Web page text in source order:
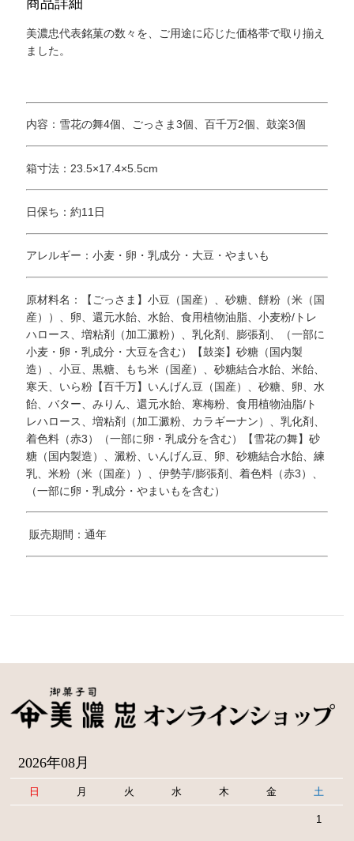
美濃忠代表銘菓の数々を、ご用途に応じた価格帯で取り揃え
ました。
内容：雪花の舞4個、ごっさま3個、百千万2個、鼓楽3個
箱寸法：23.5×17.4×5.5cm
日保ち：約11日
アレルギー：小麦・卵・乳成分・大豆・やまいも
原材料名：【ごっさま】小豆（国産）、砂糖、餅粉（米（国
産））、卵、還元水飴、水飴、食用植物油脂、小麦粉/トレ
ハロース、増粘剤（加工澱粉）、乳化剤、膨張剤、（一部に
小麦・卵・乳成分・大豆を含む）【鼓楽】砂糖（国内製
造）、小豆、黒糖、もち米（国産）、砂糖結合水飴、米飴、
寒天、いら粉【百千万】いんげん豆（国産）、砂糖、卵、水
飴、バター、みりん、還元水飴、寒梅粉、食用植物油脂/ト
レハロース、増粘剤（加工澱粉、カラギーナン）、乳化剤、
着色料（赤3）（一部に卵・乳成分を含む）【雪花の舞】砂
糖（国内製造）、澱粉、いんげん豆、卵、砂糖結合水飴、練
乳、米粉（米（国産））、伊勢芋/膨張剤、着色料（赤3）、
（一部に卵・乳成分・やまいもを含む）
販売期間：通年
2026年08月
日 月 火 水 木 金 土
1